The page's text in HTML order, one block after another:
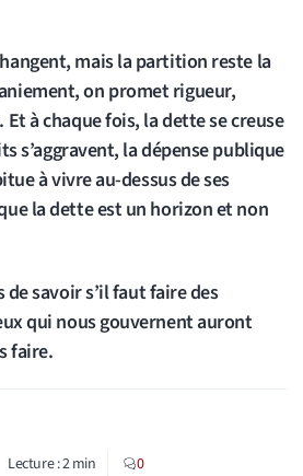
mais la partition reste la
on promet rigueur,
à chaque fois, la dette se creuse
s’aggravent, la dépense publique
à vivre au-dessus de ses
la dette est un horizon et non
de savoir s’il faut faire des
qui nous gouvernent auront
faire.
Lecture :2min 0